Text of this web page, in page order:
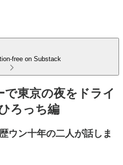
free on Substack
で東京の夜をドライ
ろっち編
ウン十年の二人が話しま